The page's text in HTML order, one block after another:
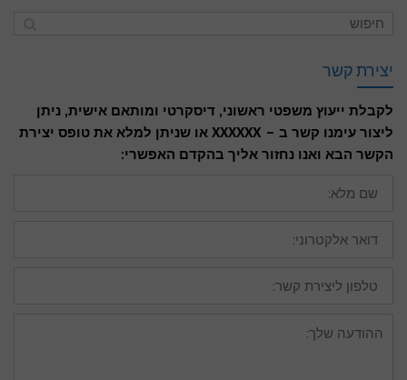
יצירת קשר
לקבלת ייעוץ משפטי ראשוני, דיסקרטי ומותאם אישית, ניתן
ליצור עימנו קשר ב – XXXXXX או שניתן למלא את טופס יצירת
הקשר הבא ואנו נחזור אליך בהקדם האפשרי:
מלא:
אלקטרוני:
ליצירת
שלך: